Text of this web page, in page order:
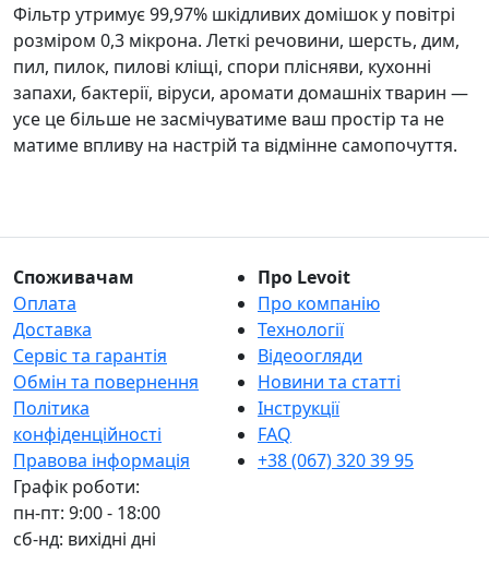
Фільтр утримує 99,97% шкідливих домішок у повітрі
розміром 0,3 мікрона. Леткі речовини, шерсть, дим,
пил, пилок, пилові кліщі, спори плісняви, кухонні
запахи, бактерії, віруси, аромати домашніх тварин —
усе це більше не засмічуватиме ваш простір та не
матиме впливу на настрій та відмінне самопочуття.
Споживачам
Оплата
Доставка
Сервіс та гарантія
Обмін та повернення
Політика
конфіденційності
Правова інформація
Графік роботи:
пн-пт: 9:00 - 18:00
сб-нд: вихідні дні
Про Levoit
Про компанію
Технології
Відеоогляди
Новини та статті
Інструкції
FAQ
+38 (067) 320 39 95